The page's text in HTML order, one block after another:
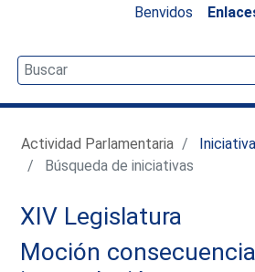
Benvidos
Actividad Parlamentaria
Búsqueda de iniciativas
XIV Legislatura
Moción